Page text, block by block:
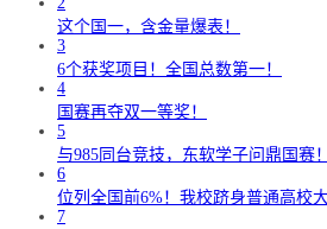
这个国一，含金量爆表！
3
6个获奖项目！全国总数第一！
4
国赛再夺双一等奖！
5
与985同台竞技，东软学子问鼎国赛！
6
位列全国前6%！我校跻身普通高校
7